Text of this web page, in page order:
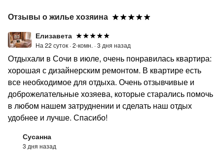
Отзывы о жилье хозяина
Елизавета
На 22 суток ·2-комн. ·3 дня назад
Отдыхали в Сочи в июле, очень понравилась квартира:
хорошая с дизайнерским ремонтом. В квартире есть
все необходимое для отдыха. Очень отзывчивые и
доброжелательные хозяева, которые старались помочь
в любом нашем затруднении и сделать наш отдых
удобнее и лучше. Спасибо!
Сусанна
3 дня назад